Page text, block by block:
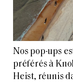
Nos pop-ups
préférés à
Heist, réunis